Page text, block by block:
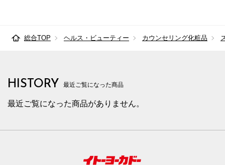
総合TOP ヘルス・ビューティー カウンセリング化粧品
HISTORY 最近ご覧になった商品
最近ご覧になった商品がありません。